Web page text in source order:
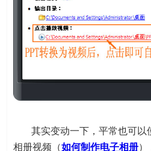
其实变动一下，平常也可以
相册视频（如何制作电子相册）